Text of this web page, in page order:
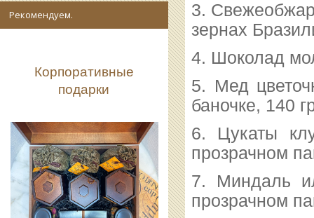
Рекомендуем.
Корпоративные
подарки
3.
зернах
4. Шоколад
5. Мед
баночке, 140
6. Цукаты
прозрачном
7. Миндаль
прозрачном